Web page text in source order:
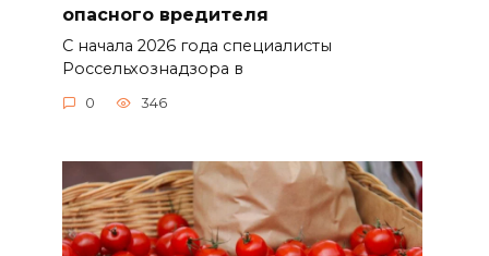
опасного вредителя
С начала 2026 года специалисты
Россельхознадзора в
0 346